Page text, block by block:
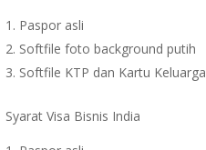
Paspor asli
Softfile foto background putih
Softfile KTP dan Kartu Keluarga
Syarat Visa Bisnis India